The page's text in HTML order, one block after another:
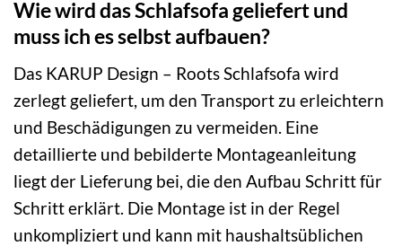
Wie wird das Schlafsofa geliefert und
muss ich es selbst aufbauen?
Das KARUP Design – Roots Schlafsofa wird
zerlegt geliefert, um den Transport zu erleichtern
und Beschädigungen zu vermeiden. Eine
detaillierte und bebilderte Montageanleitung
liegt der Lieferung bei, die den Aufbau Schritt für
Schritt erklärt. Die Montage ist in der Regel
unkompliziert und kann mit haushaltsüblichen